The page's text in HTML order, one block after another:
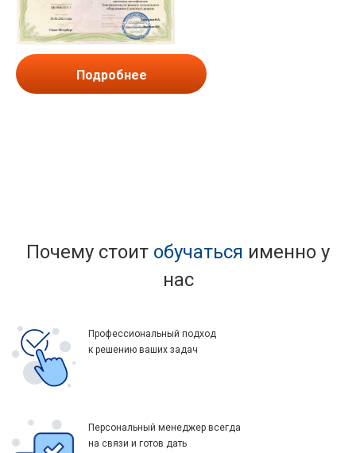
Подробнее
Почему стоит обучаться именно у
нас
Профессиональный подход
к решению ваших задач
Персональный менеджер всегда
на связи и готов дать